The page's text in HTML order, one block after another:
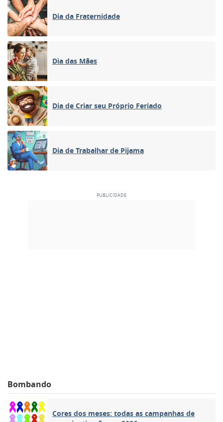
Dia da Fraternidade
Dia das Mães
Dia de Criar seu Próprio Feriado
Dia de Trabalhar de Pijama
Bombando
Cores dos meses: todas as campanhas de